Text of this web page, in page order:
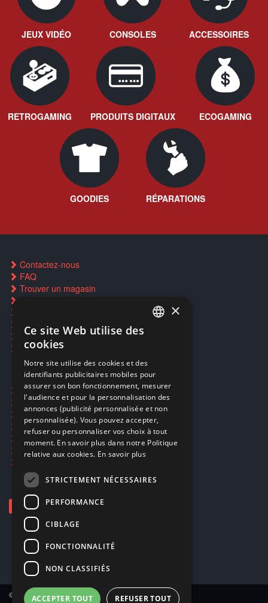
JEUX VIDÉO CONSOLES ACCESSOIRES
RETROGAMING PRODUITS DIGITAUX ECOGAMING
GOODIES RÉPARATIONS
Contactez-nous
FAQ
Trouver un magasin
Restauration CD griffés
Réparations & SAV
Smartpoints
Ecogaming
Expédition & retours
Confidentialité
Conditions générales
EA Sport UFC 6
Call of Duty: Modern Warfare 4
Rachat et revente de jeux en cash
© Copyright 2026 Smartoys SA – Tous droits réservés.
ENGLISH
×
Ce site Web utilise des
cookies
Notre site utilise des cookies et des
identifiants publicitaires mobiles pour
assurer son bon fonctionnement, mesurer
l'audience et pour la personnalisation des
annonces (publicité personnalisée et non
personnalisée). Vous pouvez accepter,
refuser ou personnaliser vos choix à tout
moment. En savoir plus dans notre Politique
relative aux cookies. En savoir plus
STRICTEMENT NÉCESSAIRES
PERFORMANCE
CIBLAGE
FONCTIONNALITÉ
NON CLASSIFIÉS
ACCEPTER TOUT REFUSER TOUT